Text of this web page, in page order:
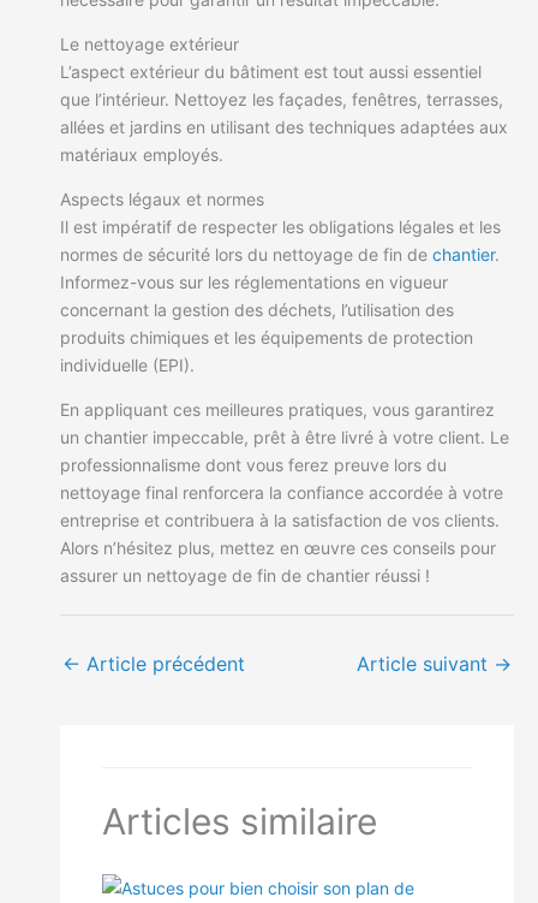
Le nettoyage extérieur
L’aspect extérieur du bâtiment est tout aussi essentiel
que l’intérieur. Nettoyez les façades, fenêtres, terrasses,
allées et jardins en utilisant des techniques adaptées aux
matériaux employés.
Aspects légaux et normes
Il est impératif de respecter les obligations légales et les
normes de sécurité lors du nettoyage de fin de chantier.
Informez-vous sur les réglementations en vigueur
concernant la gestion des déchets, l’utilisation des
produits chimiques et les équipements de protection
individuelle (EPI).
En appliquant ces meilleures pratiques, vous garantirez
un chantier impeccable, prêt à être livré à votre client. Le
professionnalisme dont vous ferez preuve lors du
nettoyage final renforcera la confiance accordée à votre
entreprise et contribuera à la satisfaction de vos clients.
Alors n’hésitez plus, mettez en œuvre ces conseils pour
assurer un nettoyage de fin de chantier réussi !
← Article précédent Article suivant →
Articles similaire